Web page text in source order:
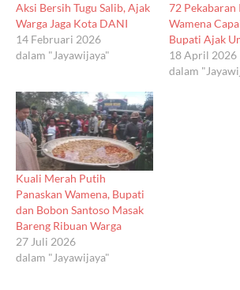
Aksi Bersih Tugu Salib, Ajak
Warga Jaga Kota DANI
14 Februari 2026
dalam "Jayawijaya"
72 Pekabaran
Wamena
Bupati Ajak
18 April 2026
dalam
Kuali Merah Putih
Panaskan Wamena, Bupati
dan Bobon Santoso Masak
Bareng Ribuan Warga
27 Juli 2026
dalam "Jayawijaya"